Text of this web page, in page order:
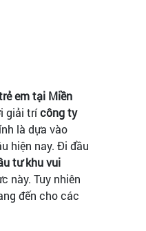
em tại Miền
giải trícông ty
là dựa vào
hiện nay. Đi đầu
tư khu vui
này. Tuy nhiên
đến cho các